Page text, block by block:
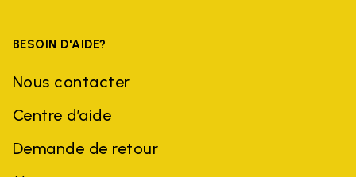
BESOIN D'AIDE?
Nous contacter
Centre d’aide
Demande de retour